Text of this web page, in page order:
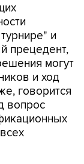
и
прецедент,
могут
и ход
говорится
вопрос